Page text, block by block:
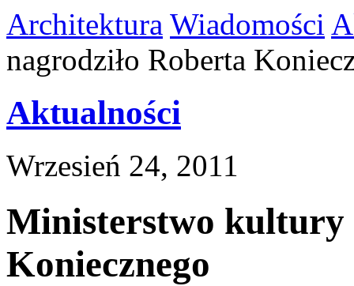
Architektura Wiadomości
nagrodziło Roberta
Aktualności
Wrzesień 24, 2011
Ministerstwo kultury
Koniecznego